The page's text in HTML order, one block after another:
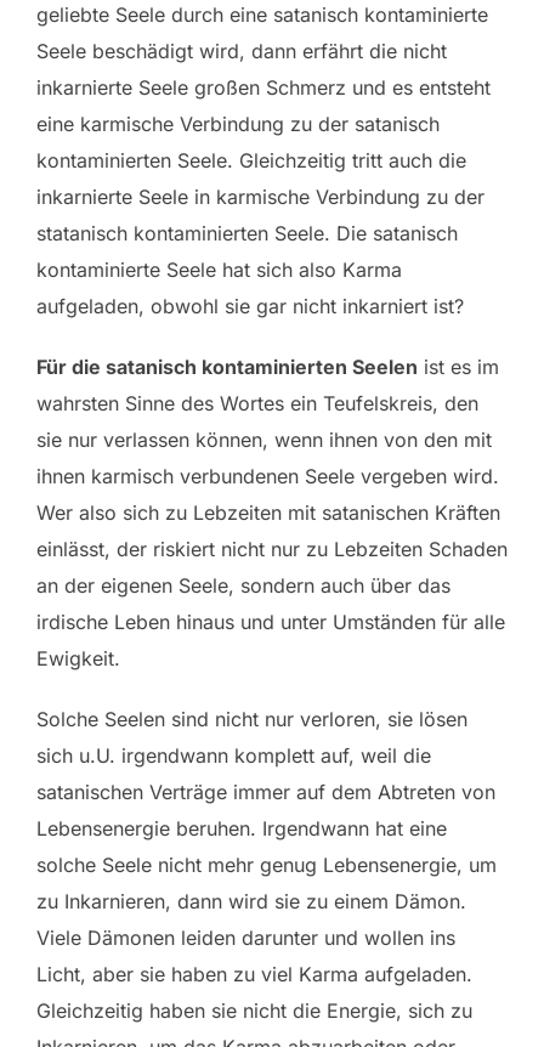
geliebte Seele durch eine satanisch kontaminierte
Seele beschädigt wird, dann erfährt die nicht
inkarnierte Seele großen Schmerz und es entsteht
eine karmische Verbindung zu der satanisch
kontaminierten Seele. Gleichzeitig tritt auch die
inkarnierte Seele in karmische Verbindung zu der
statanisch kontaminierten Seele. Die satanisch
kontaminierte Seele hat sich also Karma
aufgeladen, obwohl sie gar nicht inkarniert ist?
Für die satanisch kontaminierten Seelen ist es im
wahrsten Sinne des Wortes ein Teufelskreis, den
sie nur verlassen können, wenn ihnen von den mit
ihnen karmisch verbundenen Seele vergeben wird.
Wer also sich zu Lebzeiten mit satanischen Kräften
einlässt, der riskiert nicht nur zu Lebzeiten Schaden
an der eigenen Seele, sondern auch über das
irdische Leben hinaus und unter Umständen für alle
Ewigkeit.
Solche Seelen sind nicht nur verloren, sie lösen
sich u.U. irgendwann komplett auf, weil die
satanischen Verträge immer auf dem Abtreten von
Lebensenergie beruhen. Irgendwann hat eine
solche Seele nicht mehr genug Lebensenergie, um
zu Inkarnieren, dann wird sie zu einem Dämon.
Viele Dämonen leiden darunter und wollen ins
Licht, aber sie haben zu viel Karma aufgeladen.
Gleichzeitig haben sie nicht die Energie, sich zu